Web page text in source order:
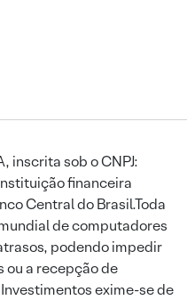
inscrita sob o CNPJ:
financeira
Central do Brasil.Toda
de computadores
podendo impedir
ou a recepção de
exime-se de